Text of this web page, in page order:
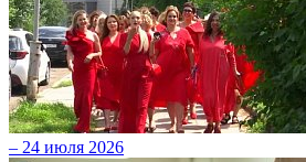
– 24 июля 2026